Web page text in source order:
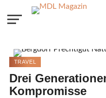
TRAVEL
Drei
Kompromisse